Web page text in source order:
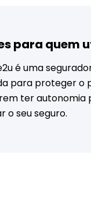
para quem
é uma
para proteger o
ter autonomia
o seu seguro.